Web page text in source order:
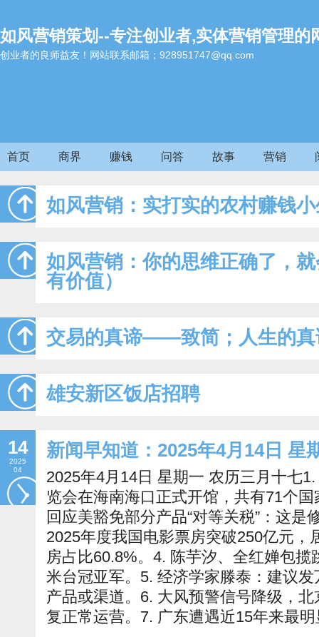
如风营销策划--专注创业者,实体营销管理的
创业者的良师益友！网站联系邮箱；928951747@qq.com
首页 商界 赚钱 问答 故事 营销
如风营销：实打实的农村赚钱
如风营销：你的思维正确了，
有价值）
交易的真谛——致简；人生的
雄安新区饭店招聘
14
2025
04
新闻早知道：2025年4月14日 星
2025年4月14日 星期一 农历三月十七
览会在海南海口正式开馆，共有71个
回应美豁免部分产品“对等关税”：这是
2025年度我国电影票房突破250亿元，
房占比60.8%。4. 陈芋汐、全红婵包
米台冠亚军。5. 经济学家滕泰：建议
产品或渠道。6. 大风预警信号降级，
复正常运营。7. 广东遭遇近15年来最